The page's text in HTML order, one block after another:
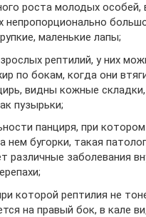
роста молодых особей,
непропорционально
маленькие лапы;
рептилий, у них
по бокам, когда они
видны кожные
пузырьки;
панциря, при
нем бугорки, такая
различные заболевания
которой рептилия не
на правый бок, в кале